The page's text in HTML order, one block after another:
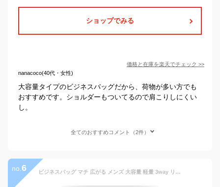
ショップでみる
価格と在庫を楽天でチェック >>
nanacoco(40代・女性)
大容量タイプのビジネスバッグだから、荷物が多い方でも
おすすめです。ショルダーもついてるので肩こりしにくい
し。
全てのおすすめコメント（2件）
no. 6 ビジネスバッグ マチ 広がる メンズ 大容量 軽量 3way リュック 撥水 ノートpc トート A4 タブレット キャリーオン 出張 通勤 30代 自立 出張 1泊 丈夫 コンパクト 横 ビジネスリュック 40代 マチ拡張 45017 縦型 ショルダー ROTHCO バッグ 斜め掛け 肩掛け 50代